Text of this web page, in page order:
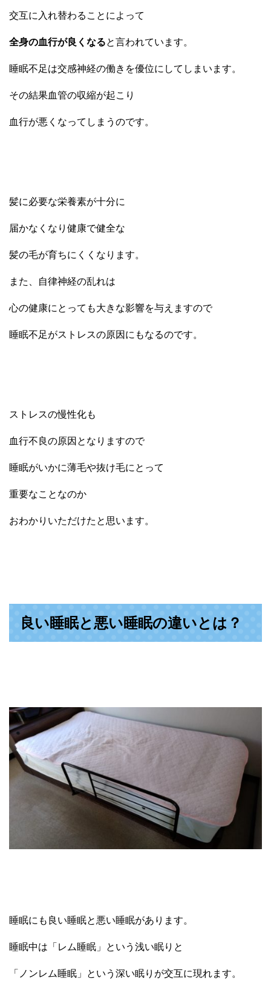
交互に入れ替わることによって
全身の血行が良くなると言われています。
睡眠不足は交感神経の働きを優位にしてしまいます。
その結果血管の収縮が起こり
血行が悪くなってしまうのです。
髪に必要な栄養素が十分に
届かなくなり健康で健全な
髪の毛が育ちにくくなります。
また、自律神経の乱れは
心の健康にとっても大きな影響を与えますので
睡眠不足がストレスの原因にもなるのです。
ストレスの慢性化も
血行不良の原因 となりますので
睡眠がいかに薄毛や抜け毛にとって
重要なことなのか
おわかりいただけたと思います。
良い睡眠と悪い睡眠の違いとは？
睡眠にも良い睡眠と悪い睡眠があります。
睡眠中は「レム睡眠」という浅い眠りと
「ノンレム睡眠」という深い眠りが交互に現れます。